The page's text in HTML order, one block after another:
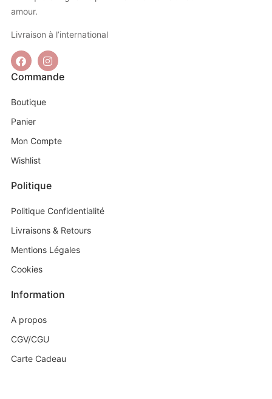
amour.
Livraison à l’international
Commande
Boutique
Panier
Mon Compte
Wishlist
Politique
Politique Confidentialité
Livraisons & Retours
Mentions Légales
Cookies
Information
A propos
CGV/CGU
Carte Cadeau